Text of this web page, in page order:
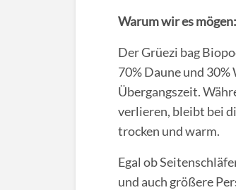
Warum wir es mögen:
Der Grüezi bag
70% Daune und
Übergangszeit.
verlieren, bleibt bei
trocken und warm.
Egal ob
und auch größere